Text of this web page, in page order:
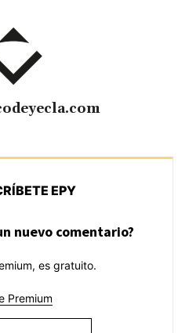
EPY
nuevo comentario?
es gratuito.
Premium